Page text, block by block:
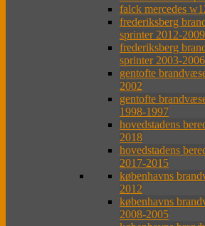
falck mercedes
frederiksberg
sprinter 2012-2009
frederiksberg
sprinter 2003-2006
gentofte
2002
gentofte
1998-1997
hovedstadens
2018
hovedstadens
2017-2015
københavns
2012
københavns
2008-2005